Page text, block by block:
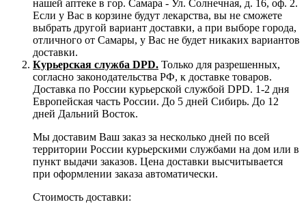
нашей аптеке в гор. Самара - Ул. Солнечная, д. 16, оф. 2.
Если у Вас в корзине будут лекарства, вы не сможете
выбрать другой вариант доставки, а при выборе города,
отличного от Самары, у Вас не будет никаких вариантов
доставки.
Курьерская служба DPD. Только для разрешенных,
согласно законодательства РФ, к доставке товаров.
Доставка по России курьерской службой DPD. 1-2 дня
Европейская часть России. До 5 дней Сибирь. До 12
дней Дальний Восток.
Мы доставим Ваш заказ за несколько дней по всей
территории России курьерскими службами на дом или в
пункт выдачи заказов. Цена доставки высчитывается
при оформлении заказа автоматически.
Стоимость доставки: